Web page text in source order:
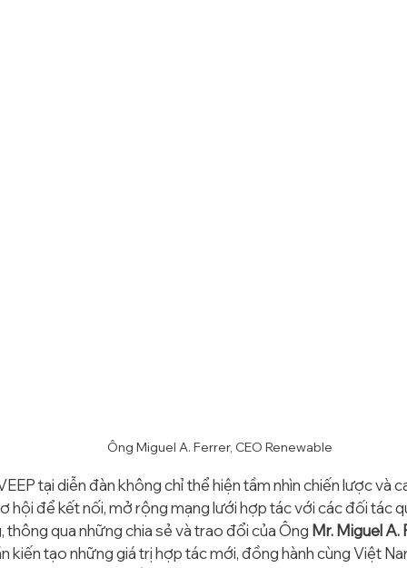
Ông Miguel A. Ferrer, CEO Renewable
tại diễn đàn không chỉ thể hiện tầm nhìn chiến lược và
hội để kết nối, mở rộng mạng lưới hợp tác với các đối tác
thông qua những chia sẻ và trao đổi của Ông Mr. Miguel A.
kiến tạo những giá trị hợp tác mới, đồng hành cùng Việt